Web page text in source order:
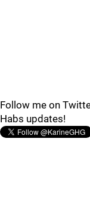
Follow me on
Habs updates!